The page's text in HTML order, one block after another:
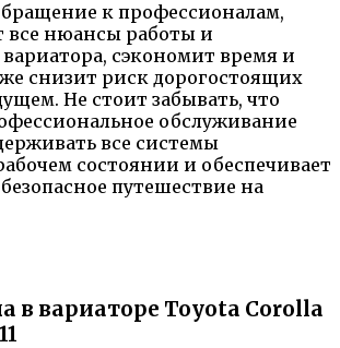
к профессионалам,
все нюансы работы и
сэкономит время и
снизит риск дорогостоящих
Не стоит забывать, что
обслуживание
все системы
состоянии и обеспечивает
путешествие на
в вариаторе Toyota Corolla